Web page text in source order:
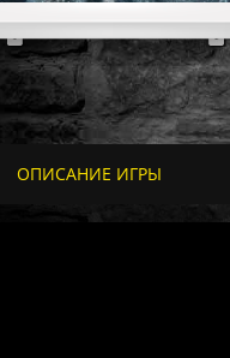
ОПИСАНИЕ ИГРЫ